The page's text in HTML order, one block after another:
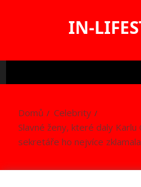
IN-
Domů
Celebrity
Slavné ženy, které daly
sekretáře ho nejvíce